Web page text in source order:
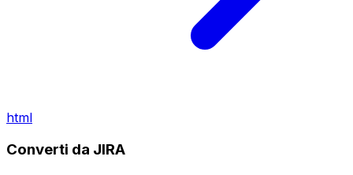
html
Converti da JIRA